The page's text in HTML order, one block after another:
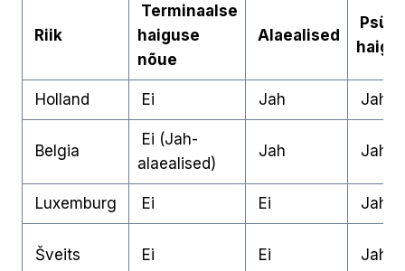
Riik
Terminaalse
haiguse
nõue
Alaealised
Holland Ei Jah Jah
Belgia
Ei (Jah-
alaealised)
Jah Jah
Luxemburg Ei Ei Jah
Šveits Ei Ei Jah